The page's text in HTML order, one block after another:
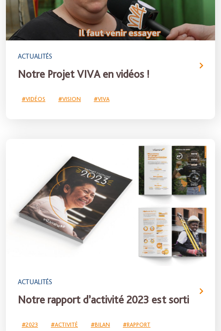
ACTUALITÉS
Notre Projet VIVA en vidéos !
#VIDÉOS #VISION #VIVA
ACTUALITÉS
Notre rapport d’activité 2023 est sorti
#2023 #ACTIVITÉ #BILAN #RAPPORT